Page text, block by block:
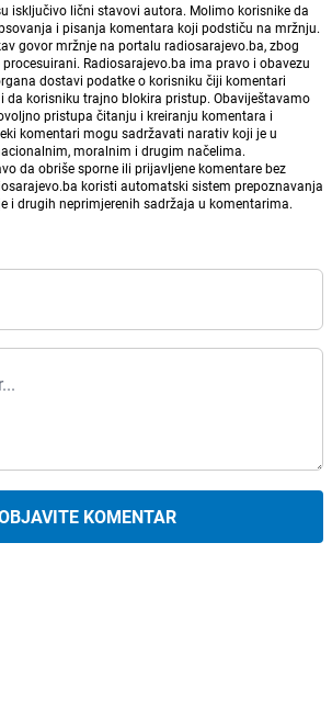
isključivo lični stavovi autora. Molimo korisnike da
i pisanja komentara koji podstiču na mržnju.
govor mržnje na portalu radiosarajevo.ba, zbog
Radiosarajevo.ba ima pravo i obavezu
dostavi podatke o korisniku čiji komentari
da korisniku trajno blokira pristup. Obaviještavamo
pristupa čitanju i kreiranju komentara i
komentari mogu sadržavati narativ koji je u
moralnim i drugim načelima.
da obriše sporne ili prijavljene komentare bez
koristi automatski sistem prepoznavanja
i drugih neprimjerenih sadržaja u komentarima.
KOMENTAR